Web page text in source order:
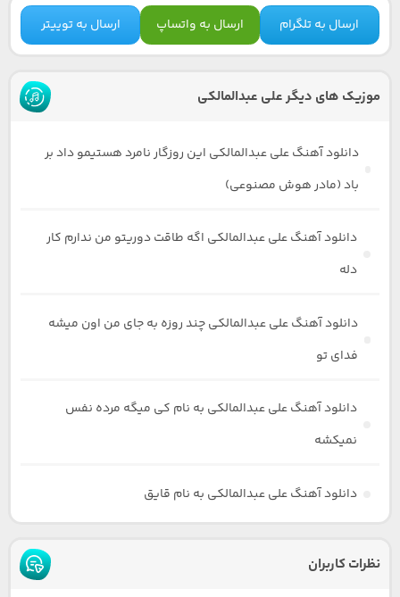
ارسال به تلگرام ارسال به واتساپ ارسال به توییتر
موزیک های دیگر علی عبدالمالکی
دانلود آهنگ علی عبدالمالکی این روزگار نامرد هستیمو داد بر
باد (مادر هوش مصنوعی)
دانلود آهنگ علی عبدالمالکی اگه طاقت دوریتو من ندارم کار
دله
دانلود آهنگ علی عبدالمالکی چند روزه به جای من اون میشه
فدای تو
دانلود آهنگ علی عبدالمالکی به نام کی میگه مرده نفس
نمیکشه
دانلود آهنگ علی عبدالمالکی به نام قایق
نظرات کاربران